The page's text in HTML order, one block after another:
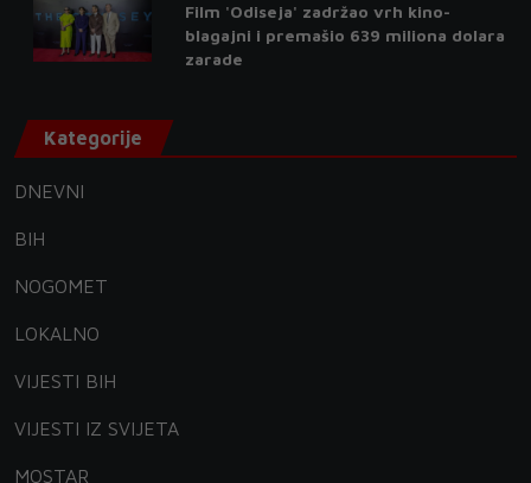
Film 'Odiseja' zadržao vrh kino-
blagajni i premašio 639 miliona dolara
zarade
Kategorije
DNEVNI
BIH
NOGOMET
LOKALNO
VIJESTI BIH
VIJESTI IZ SVIJETA
MOSTAR